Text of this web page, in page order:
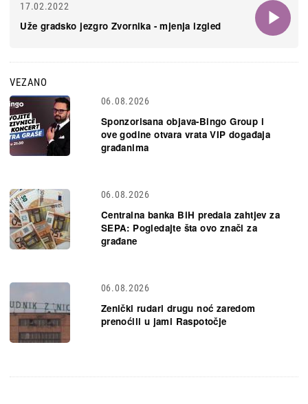
17.02.2022
Uže gradsko jezgro Zvornika - mjenja izgled
VEZANO
06.08.2026
Sponzorisana objava-Bingo Group i
ove godine otvara vrata VIP događaja
građanima
06.08.2026
Centralna banka BiH predala zahtjev za
SEPA: Pogledajte šta ovo znači za
građane
06.08.2026
Zenički rudari drugu noć zaredom
prenoćili u jami Raspotočje